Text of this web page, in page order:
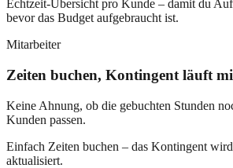
Echtzeit-Übersicht pro Kunde – damit du
bevor das Budget aufgebraucht ist.
Mitarbeiter
Zeiten buchen, Kontingent läuft
Keine Ahnung, ob die gebuchten Stunden
Kunden passen.
Einfach Zeiten buchen – das Kontingent
aktualisiert.